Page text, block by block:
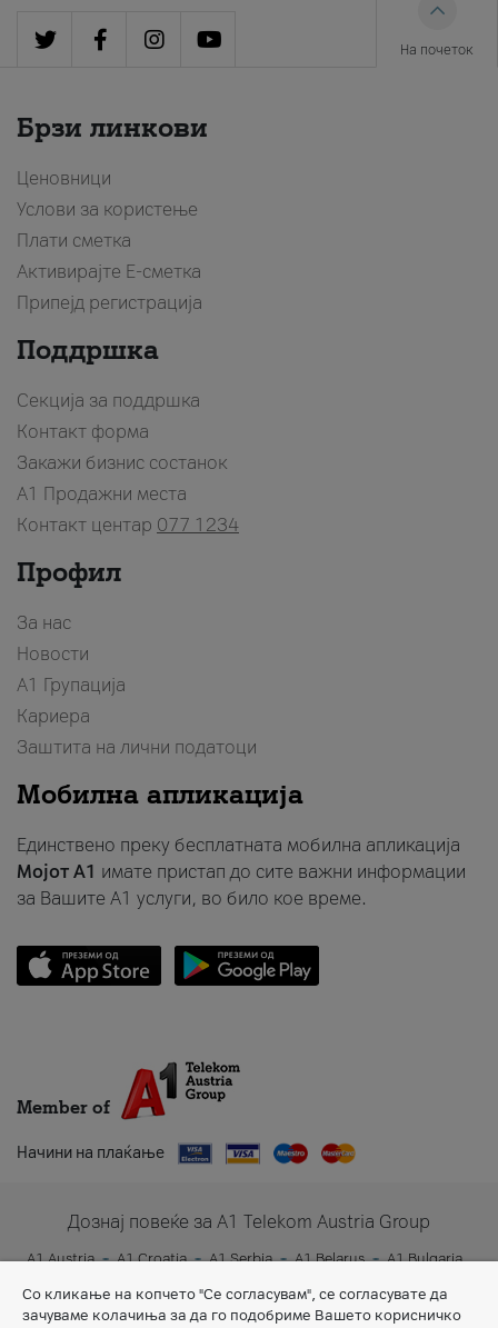
На почеток
Брзи линкови
Ценовници
Услови за користење
Плати сметка
Активирајте Е-сметка
Припејд регистрација
Поддршка
Секција за поддршка
Контакт форма
Закажи бизнис состанок
A1 Продажни места
Контакт центар 077 1234
Профил
За нас
Новости
А1 Групација
Кариера
Заштита на лични податоци
Мобилна апликација
Единствено преку бесплатната мобилна апликација
Мојот A1 имате пристап до сите важни информации
за Вашите A1 услуги, во било кое време.
Member of
Начини на плаќање
Дознај повеќе за A1 Telekom Austria Group
A1 Austria A1 Croatia A1 Serbia A1 Belarus
A1 Bulgaria
A1 Slovenia
A1 Digital
Со кликање на копчето "Се согласувам", се согласувате да
зачуваме колачиња за да го подобриме Вашето корисничко